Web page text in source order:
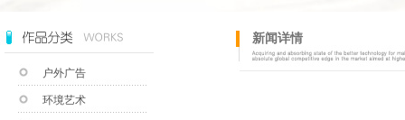
户外广告
环境艺术
新闻详情